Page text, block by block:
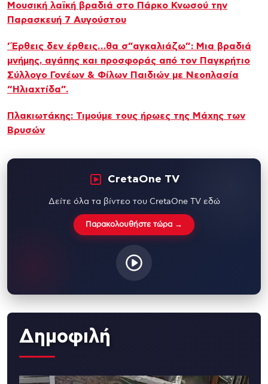
Μουσική λαϊκή βραδιά στο Πάρκο Κνωσού την
Παρασκευή 7 Αυγούστου
’Έρθεις δεν έρθεις…θα σ”αγκαλιάζω”: Μια βραδιά
μνήμης, αγάπης και προσφοράς από τον Παγκρήτιο
Σύλλογο Γονέων & Φίλων Παιδιών με Νεοπλασία
“Ηλιαχτίδα”.
Πλακιωτάκης: Τιμούμε τους ήρωες της Μάχης των
Βρυσών
CretaOne TV
Δείτε όλα τα βίντεο του CretaOne TV εδώ
Παρακολουθήστε τώρα →
Δημοφιλή